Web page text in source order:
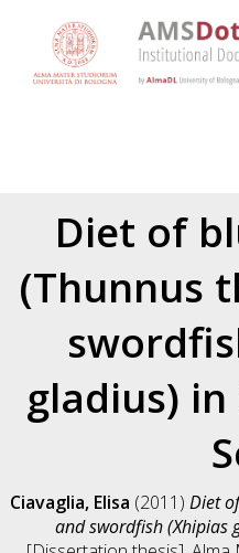
Diet of
(Thunnus
gladius)
Ciavaglia, Elisa (2011) Diet
and swordfish (Xhipias